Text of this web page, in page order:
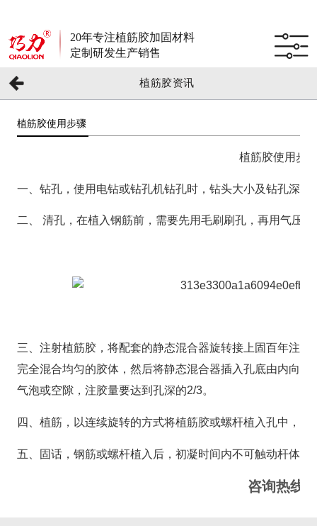
20年专注植筋胶加固材料
定制研发生产销售
植筋胶资讯
植筋胶使用步骤
植筋胶使用步
一、钻孔，使用电钻或钻孔机钻孔时，钻头大小及钻孔深
二、 清孔，在植入钢筋前，需要先用毛刷刷孔，再用气压
三、注射植筋胶，将配套的静态混合器旋转接上固百年注
完全混合均匀的胶体，然后将静态混合器插入孔底由内向
气泡或空隙，注胶量要达到孔深的2/3。
四、植筋，以连续旋转的方式将植筋胶或螺杆植入孔中，
五、固话，钢筋或螺杆植入后，初凝时间内不可触动杆体
咨询热线